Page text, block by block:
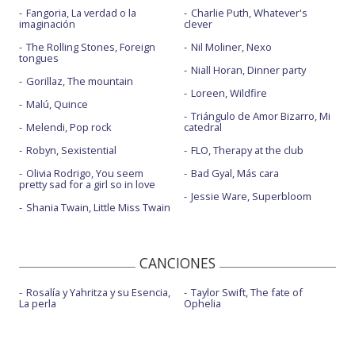
Fangoria, La verdad o la
imaginación
The Rolling Stones, Foreign
tongues
Gorillaz, The mountain
Malú, Quince
Melendi, Pop rock
Robyn, Sexistential
Olivia Rodrigo, You seem
pretty sad for a girl so in love
Shania Twain, Little Miss Twain
Charlie Puth, Whatever's
clever
Nil Moliner, Nexo
Niall Horan, Dinner party
Loreen, Wildfire
Triángulo de Amor Bizarro, Mi
catedral
FLO, Therapy at the club
Bad Gyal, Más cara
Jessie Ware, Superbloom
CANCIONES
Rosalía y Yahritza y su Esencia,
La perla
Taylor Swift, The fate of
Ophelia